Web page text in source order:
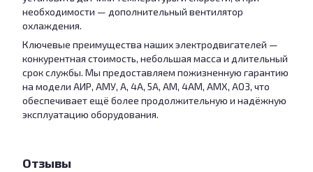
необходимости — дополнительный вентилятор
охлаждения.
Ключевые преимущества наших электродвигателей —
конкурентная стоимость, небольшая масса и длительный
срок службы. Мы предоставляем пожизненную гарантию
на модели АИР, АМУ, А, 4А, 5А, АМ, 4АМ, АМХ, АО3, что
обеспечивает ещё более продолжительную и надёжную
эксплуатацию оборудования.
Отзывы